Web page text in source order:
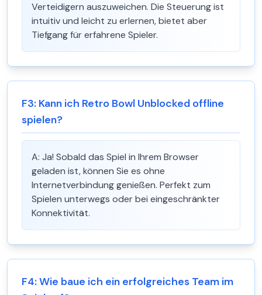
Verteidigern auszuweichen. Die Steuerung ist
intuitiv und leicht zu erlernen, bietet aber
Tiefgang für erfahrene Spieler.
F3: Kann ich Retro Bowl Unblocked offline
spielen?
A: Ja! Sobald das Spiel in Ihrem Browser
geladen ist, können Sie es ohne
Internetverbindung genießen. Perfekt zum
Spielen unterwegs oder bei eingeschränkter
Konnektivität.
F4:Wie baue ich ein erfolgreiches Team im